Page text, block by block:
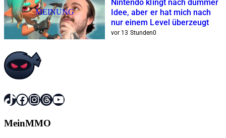
MEINUNG
Nintendo klingt nach dummer
Idee, aber er hat mich nach
nur einem Level überzeugt
vor 13 Stunden0
TikTok
Facebook
Instagram
Threads
YouTube
MeinMMO